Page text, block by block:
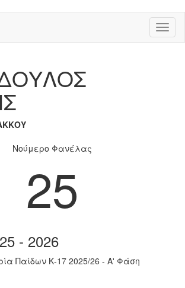
Νούμερο Φανέλας
25
- 2026
Παίδων Κ-17 2025/26 - Α' Φάση